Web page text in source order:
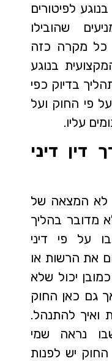
לפיטורים
שהובילו
כל מקרה כזה
בנוגע
בדיוק כפי
פי החוק ועל
עליו.
דין דיני
לא המצאה של
מדובר בהליך
על פי דיני
את הרשות או
יכול שלא
גם כאן החוק
ואיך להתנהל.
נראה שמי
יש לפנות